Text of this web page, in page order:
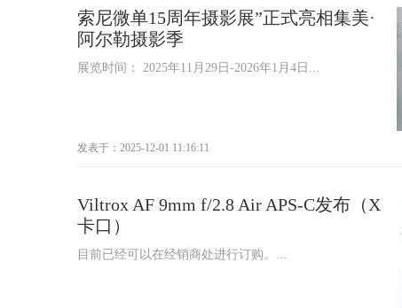
索尼微单15周年摄影展”正式亮相集美·
阿尔勒摄影季
展览时间： 2025年11月29日-2026年1月4日...
发表于：2025-12-01 11:16:11
Viltrox AF 9mm f/2.8 Air APS-C发布（X
卡口）
目前已经可以在经销商处进行订购。...